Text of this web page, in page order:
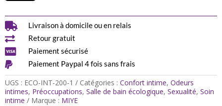
préoccupations
soins
intimes
 Livraison à domicile ou en relais
 Retour gratuit
 Paiement sécurisé
 Paiement Paypal 4 fois sans frais
UGS : ECO-INT-200-1 Catégories : Confort intime, Odeurs
intimes, Préoccupations, Salle de bain écologique, Sexualité, Soin
intime
Marque : MIYE